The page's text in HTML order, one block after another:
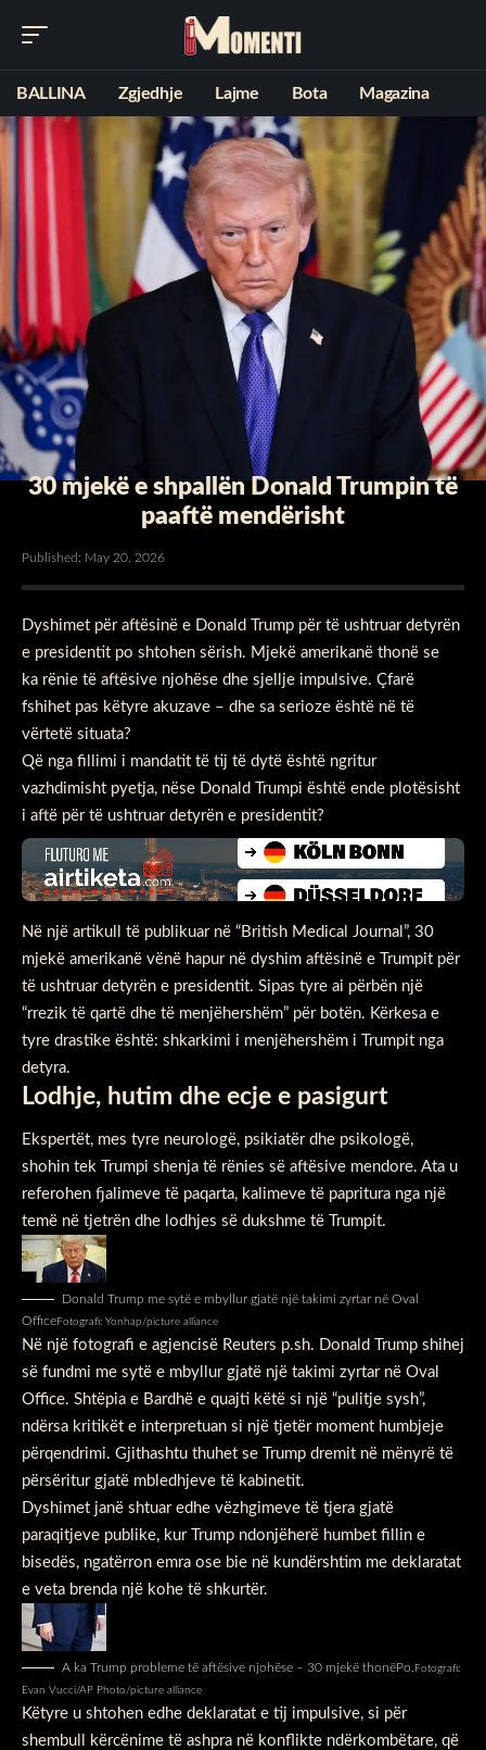
BALLINA Zgjedhje Lajme Bota Magazina
30 mjekë e shpallën Donald Trumpin të
paaftë mendërisht
Published: May 20, 2026
Dyshimet për aftësinë e Donald Trump për të ushtruar detyrën
e presidentit po shtohen sërish. Mjekë amerikanë thonë se
ka rënie të aftësive njohëse dhe sjellje impulsive. Çfarë
fshihet pas këtyre akuzave – dhe sa serioze është në të
vërtetë situata?
Që nga fillimi i mandatit të tij të dytë është ngritur
vazhdimisht pyetja, nëse Donald Trumpi është ende plotësisht
i aftë për të ushtruar detyrën e presidentit?
Në një artikull të publikuar në “British Medical Journal”, 30
mjekë amerikanë vënë hapur në dyshim aftësinë e Trumpit për
të ushtruar detyrën e presidentit. Sipas tyre ai përbën një
“rrezik të qartë dhe të menjëhershëm” për botën. Kërkesa e
tyre drastike është: shkarkimi i menjëhershëm i Trumpit nga
detyra.
Lodhje, hutim dhe ecje e pasigurt
Ekspertët, mes tyre neurologë, psikiatër dhe psikologë,
shohin tek Trumpi shenja të rënies së aftësive mendore. Ata u
referohen fjalimeve të paqarta, kalimeve të papritura nga një
temë në tjetrën dhe lodhjes së dukshme të Trumpit.
Donald Trump me sytë e mbyllur gjatë një takimi zyrtar në Oval
OfficeFotografi: Yonhap/picture alliance
Në një fotografi e agjencisë Reuters p.sh. Donald Trump shihej
së fundmi me sytë e mbyllur gjatë një takimi zyrtar në Oval
Office. Shtëpia e Bardhë e quajti këtë si një “pulitje sysh”,
ndërsa kritikët e interpretuan si një tjetër moment humbjeje
përqendrimi. Gjithashtu thuhet se Trump dremit në mënyrë të
përsëritur gjatë mbledhjeve të kabinetit.
Dyshimet janë shtuar edhe vëzhgimeve të tjera gjatë
paraqitjeve publike, kur Trump ndonjëherë humbet fillin e
bisedës, ngatërron emra ose bie në kundërshtim me deklaratat
e veta brenda një kohe të shkurtër.
A ka Trump probleme të aftësive njohëse – 30 mjekë thonëPo. Fotografi:
Evan Vucci/AP Photo/picture alliance
Këtyre u shtohen edhe deklaratat e tij impulsive, si për
shembull kërcënime të ashpra në konflikte ndërkombëtare, që